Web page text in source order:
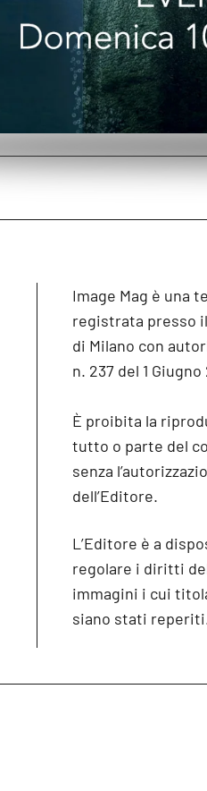
Image Mag è una
registrata presso
di Milano con
n. 237 del 1 Giugno
È proibita la
tutto o parte del
senza
dell’Editore.
L’Editore è a
regolare i diritti
immagini i cui
siano stati